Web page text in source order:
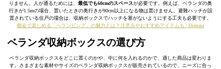
りません。人が通るためには、 最低でも60cmのスペースが必要です。例えば、ベランダの奥
行きが1.5mの場合、置いたときの奥行きが90cm以上になる物は置けません。避難ハッチが設
置されている住戸の場合は、収納ボックスでハッチを塞がないようにする工夫も必要です。
都会で楽しめる「べランピング」の魅力とは？注意点やおすすめアイテムも | Domani
ベランダ収納ボックスの選び方
ベランダ収納ボックスをどこに置くのかや、中に何を入れるのかで、適した商品は変わりま
す。さまざまな素材やサイズのベランダ収納ボックスが販売されているので、ニーズに合っ